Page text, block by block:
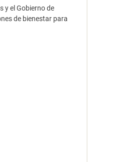
y el Gobierno de
de bienestar para